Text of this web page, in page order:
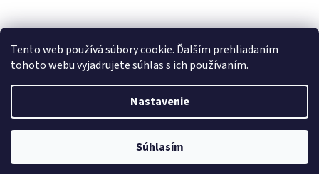
Tento web používá súbory cookie. Ďalším prehliadaním
tohoto webu vyjadrujete súhlas s ich používaním.
Nastavenie
Súhlasím
Copyright 2026HABALA, s.r.o.. Všetky práva vyhradené.Upraviť
nastavenie cookies